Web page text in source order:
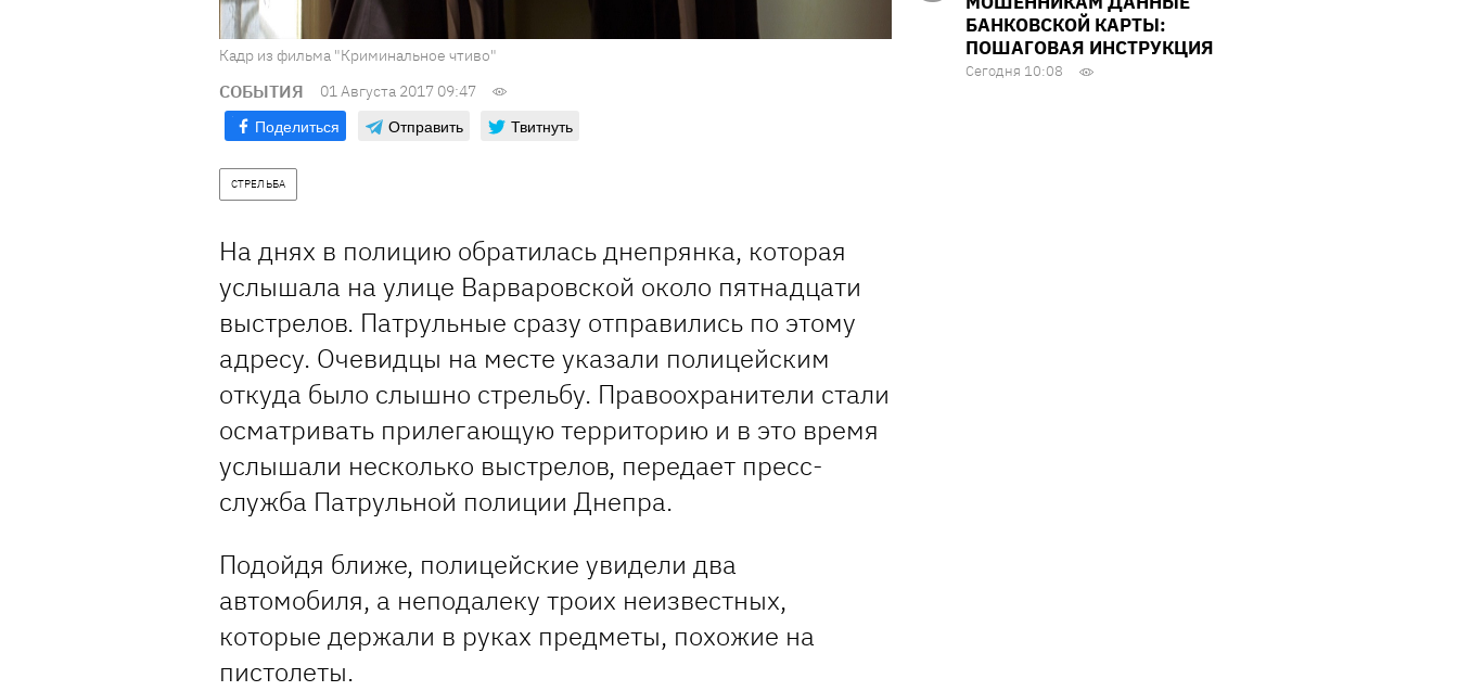
Кадр из фильма "Криминальное чтиво"
СОБЫТИЯ 01 Августа 2017 09:47
Поделиться Отправить Твитнуть
СТРЕЛЬБА
На днях в полицию обратилась днепрянка, которая
услышала на улице Варваровской около пятнадцати
выстрелов. Патрульные сразу отправились по этому
адресу. Очевидцы на месте указали полицейским
откуда было слышно стрельбу. Правоохранители стали
осматривать прилегающую территорию и в это время
услышали несколько выстрелов, передает пресс-
служба Патрульной полиции Днепра.
Подойдя ближе, полицейские увидели два
автомобиля, а неподалеку троих неизвестных,
которые держали в руках предметы, похожие на
пистолеты.
БАНКОВСКОЙ КАРТЫ:
ПОШАГОВАЯ ИНСТРУКЦИЯ
Сегодня 10:08